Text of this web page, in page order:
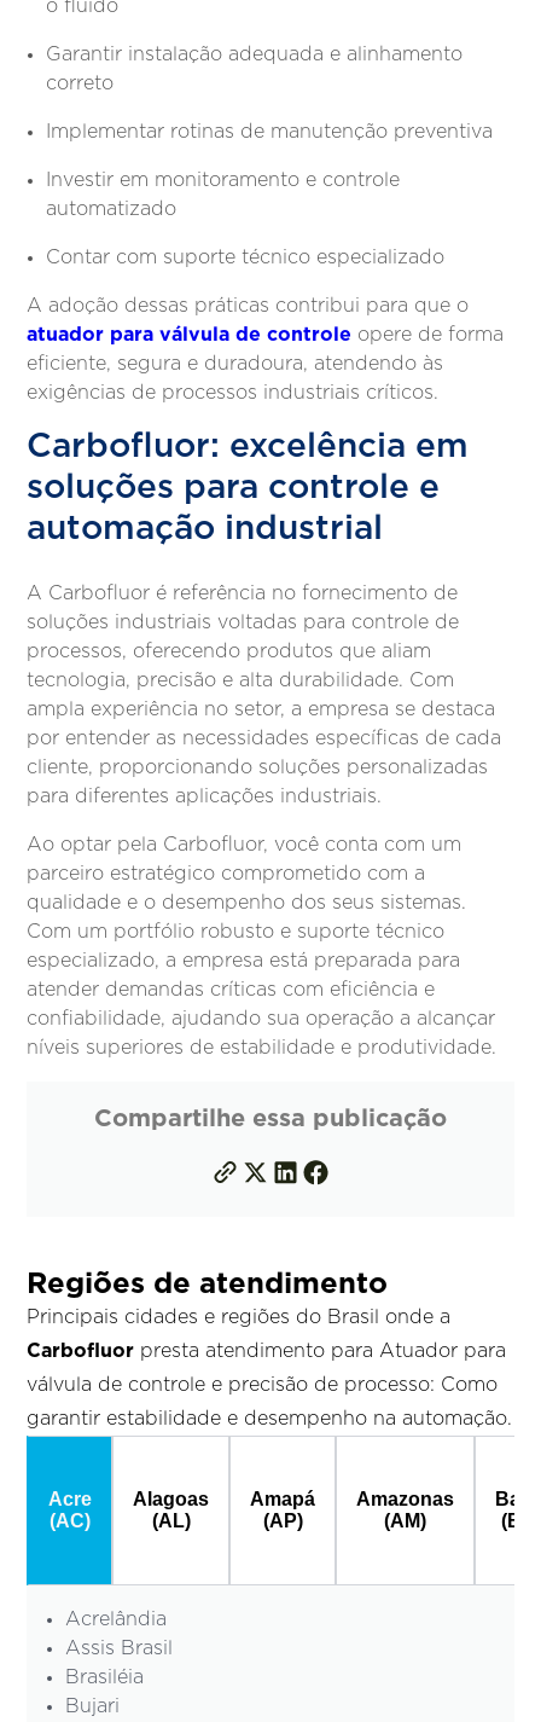
o fluido
Garantir instalação adequada e alinhamento
correto
Implementar rotinas de manutenção preventiva
Investir em monitoramento e controle
automatizado
Contar com suporte técnico especializado
A adoção dessas práticas contribui para que o
atuador para válvula de controle opere de forma
eficiente, segura e duradoura, atendendo às
exigências de processos industriais críticos.
Carbofluor: excelência em
soluções para controle e
automação industrial
A Carbofluor é referência no fornecimento de
soluções industriais voltadas para controle de
processos, oferecendo produtos que aliam
tecnologia, precisão e alta durabilidade. Com
ampla experiência no setor, a empresa se destaca
por entender as necessidades específicas de cada
cliente, proporcionando soluções personalizadas
para diferentes aplicações industriais.
Ao optar pela Carbofluor, você conta com um
parceiro estratégico comprometido com a
qualidade e o desempenho dos seus sistemas.
Com um portfólio robusto e suporte técnico
especializado, a empresa está preparada para
atender demandas críticas com eficiência e
confiabilidade, ajudando sua operação a alcançar
níveis superiores de estabilidade e produtividade.
Compartilhe essa publicação
Regiões de atendimento
Principais cidades e regiões do Brasil onde a
Carbofluor presta atendimento para Atuador para
válvula de controle e precisão de processo: Como
garantir estabilidade e desempenho na automação.
Acre
(AC)
Alagoas
(AL)
Amapá
(AP)
Amazonas
(AM)
Acrelândia
Assis Brasil
Brasiléia
Bujari